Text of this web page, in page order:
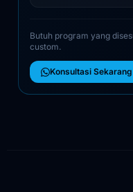
Butuh program yang
custom.
Konsultasi Sekarang